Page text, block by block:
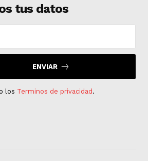
tus datos
ENVIAR
los Terminos de privacidad .